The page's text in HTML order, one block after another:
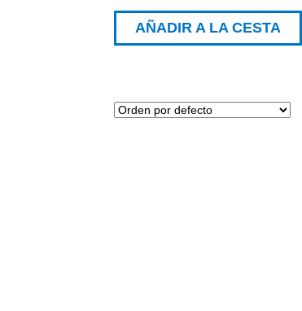
AÑADIR A LA CESTA